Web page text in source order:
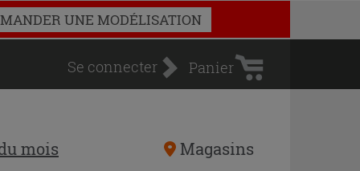
UNE MODÉLISATION
Se connecter
Panier
d'achat
Panier
mois Magasins